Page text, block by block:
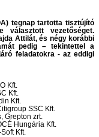
tegnap tartotta tisztújító
választott vezetőséget.
Attilát, és négy korábbi
pedig – tekintettel a
feladatokra - az eddigi
Kft.
Kft.
Kft.
SSC Kft.
Grepton zrt.
Hungária Kft.
Kft.